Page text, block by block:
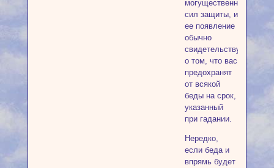
могущественных
сил защиты, и
ее появление
обычно
свидетельствует
о том, что вас
предохранят
от всякой
беды на срок,
указанный
при гадании.
Нередко,
если беда и
впрямь будет